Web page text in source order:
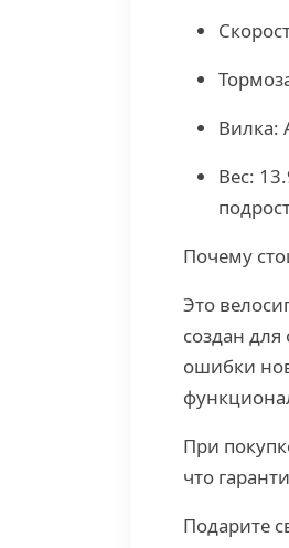
Вилка:
Вес:
Почему
Это
создан
ошибки
При
что
Подарите